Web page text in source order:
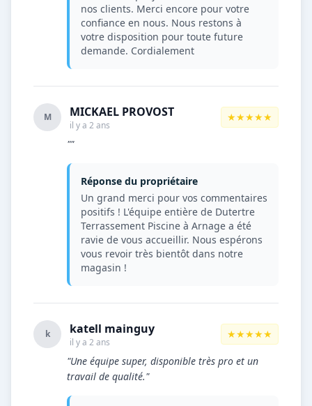
nos clients. Merci encore pour votre
confiance en nous. Nous restons à
votre disposition pour toute future
demande. Cordialement
M MICKAEL PROVOST
il y a 2 ans
★★★★★
""
Réponse du propriétaire
Un grand merci pour vos commentaires
positifs ! L'équipe entière de Dutertre
Terrassement Piscine à Arnage a été
ravie de vous accueillir. Nous espérons
vous revoir très bientôt dans notre
magasin !
k katell mainguy
il y a 2 ans
★★★★★
"Une équipe super, disponible très pro et un
travail de qualité."